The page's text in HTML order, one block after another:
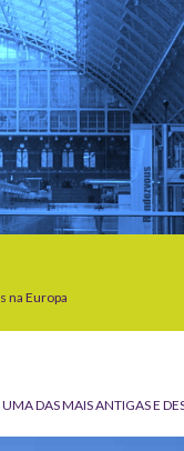
na Europa
DAS MAIS ANTIGAS E